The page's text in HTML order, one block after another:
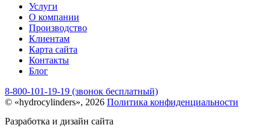
Услуги
О компании
Производство
Клиентам
Карта сайта
Контакты
Блог
8-800-101-19-19 (звонок бесплатный)
© «hydrocylinders», 2026 Политика конфиденциальности
Разработка и дизайн сайта